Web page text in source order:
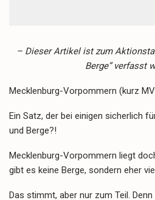
– Dieser Artikel ist zum
Berge” verfasst
Mecklenburg-Vorpommern (kurz
Ein Satz, der bei einigen sicherlich
und Berge?!
Mecklenburg-Vorpommern liegt
gibt es keine Berge, sondern eher
Das stimmt, aber nur zum Teil.